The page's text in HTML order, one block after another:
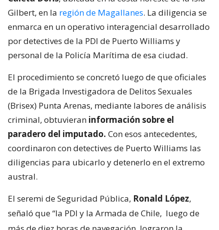
Gilbert, en la región de Magallanes. La diligencia se
enmarca en un operativo interagencial desarrollado
por detectives de la PDI de Puerto Williams y
personal de la Policía Marítima de esa ciudad.
El procedimiento se concretó luego de que oficiales
de la Brigada Investigadora de Delitos Sexuales
(Brisex) Punta Arenas, mediante labores de análisis
criminal, obtuvieran información sobre el
paradero del imputado. Con esos antecedentes,
coordinaron con detectives de Puerto Williams las
diligencias para ubicarlo y detenerlo en el extremo
austral.
El seremi de Seguridad Pública, Ronald López,
señaló que “la PDI y la Armada de Chile, luego de